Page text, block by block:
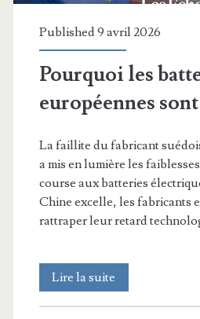
Published 9 avril 2026
Pourquoi les
européennes
La faillite du fabricant
a mis en lumière les
course aux batteries
Chine excelle, les fabricants
rattraper leur retard
Lire la suite
les